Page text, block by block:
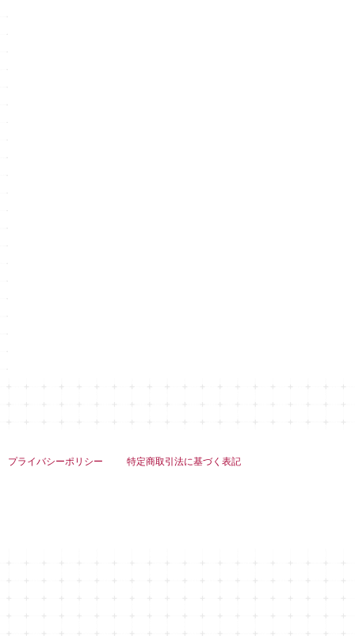
プライバシーポリシー 特定商取引法に基づく表記